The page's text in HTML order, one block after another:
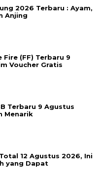
2026 Terbaru : Ayam,
Anjing
Fire (FF) Terbaru 9
Voucher Gratis
Terbaru 9 Agustus
Menarik
12 Agustus 2026, Ini
yang Dapat